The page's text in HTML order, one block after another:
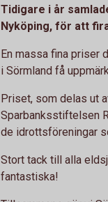
Tidigare i år
Nyköping, för att
En massa fina priser
i Sörmland få
Priset, som delas ut
Sparbanksstiftelsen
de idrottsföreningar
Stort tack till alla
fantastiska!